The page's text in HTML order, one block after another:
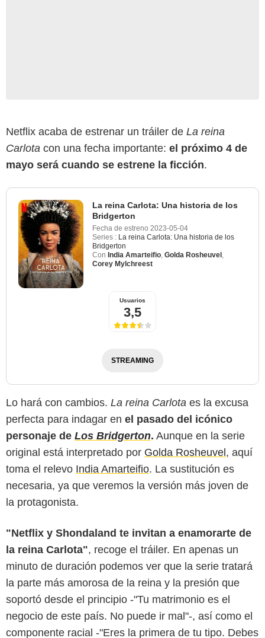
Netflix acaba de estrenar un tráiler de La reina
Carlota con una fecha importante: el próximo 4 de
mayo será cuando se estrene la ficción.
La reina Carlota: Una historia de los
Bridgerton
Fecha de estreno 2023-05-04
Series : La reina Carlota: Una historia de los
Bridgerton
Con India Amarteifio Golda Rosheuvel
Corey Mylchreest
Usuarios
3,5
STREAMING
Lo hará con cambios. La reina Carlota es la excusa
perfecta para indagar en el pasado del icónico
personaje de Los Bridgerton. Aunque en la serie
original está interpretado por Golda Rosheuvel, aquí
toma el relevo India Amarteifio. La sustitución es
necesaria, ya que veremos la versión más joven de
la protagonista.
"Netflix y Shondaland te invitan a enamorarte de
la reina Carlota", recoge el tráiler. En apenas un
minuto de duración podemos ver que la serie tratará
la parte más amorosa de la reina y la presión que
soportó desde el principio -"Tu matrimonio es el
negocio de este país. No puede ir mal"-, así como el
componente racial -"Eres la primera de tu tipo. Debes